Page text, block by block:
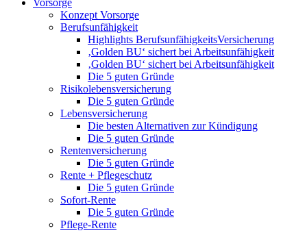
Vorsorge
Konzept Vorsorge
Berufsunfähigkeit
Highlights BerufsunfähigkeitsVersicherung
‚Golden BU‘ sichert bei Arbeitsunfähigkeit
‚Golden BU‘ sichert bei Arbeitsunfähigkeit
Die 5 guten Gründe
Risikolebensversicherung
Die 5 guten Gründe
Lebensversicherung
Die besten Alternativen zur Kündigung
Die 5 guten Gründe
Rentenversicherung
Die 5 guten Gründe
Rente + Pflegeschutz
Die 5 guten Gründe
Sofort-Rente
Die 5 guten Gründe
Pflege-Rente